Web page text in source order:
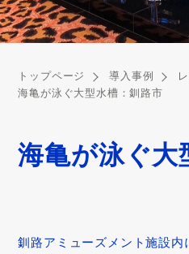
トップページ 導入事例
海亀が泳ぐ大型水槽：釧路市
海亀が泳ぐ大
釧路アミューズメント施設内